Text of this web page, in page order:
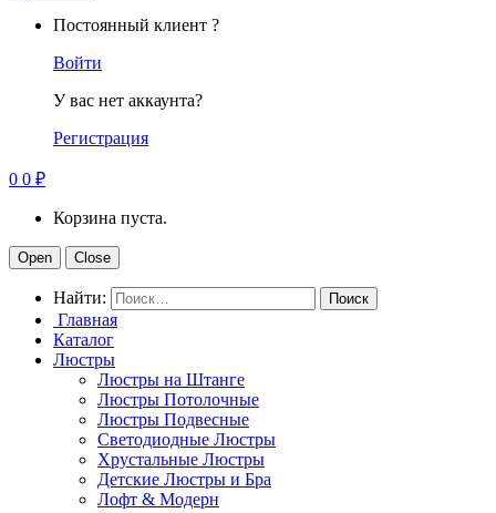
Постоянный клиент ?
Войти
У вас нет аккаунта?
Регистрация
0 0 ₽
Корзина пуста.
Open Close
Найти:
Главная
Каталог
Люстры
Люстры на Штанге
Люстры Потолочные
Люстры Подвесные
Светодиодные Люстры
Хрустальные Люстры
Детские Люстры и Бра
Лофт & Модерн